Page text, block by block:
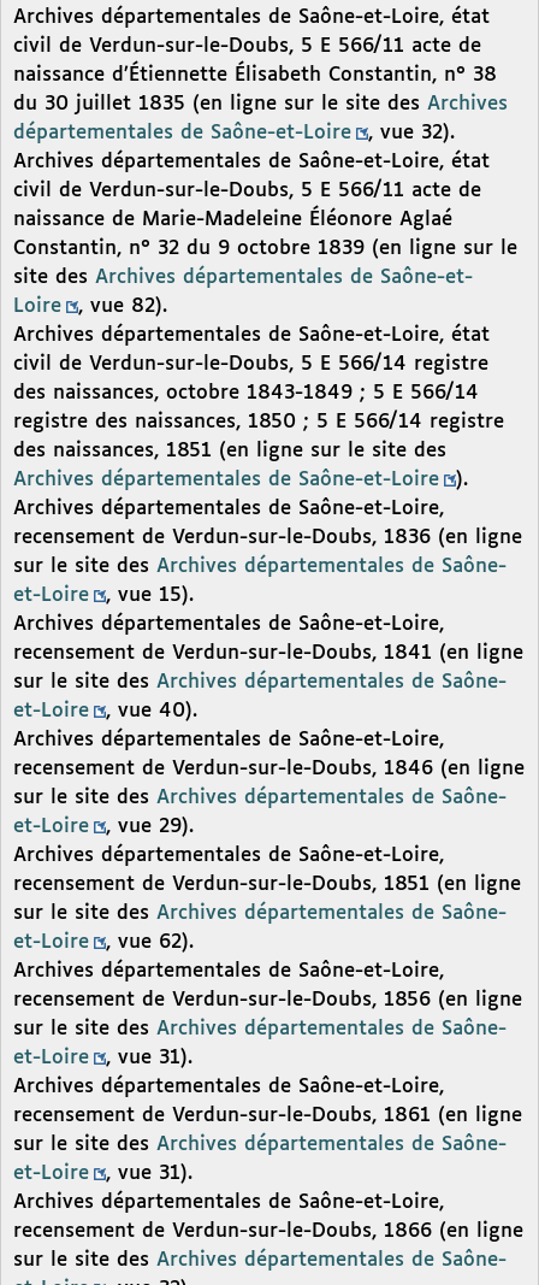
Archives départementales de Saône-et-Loire, état
civil de Verdun-sur-le-Doubs, 5 E 566/11 acte de
naissance d’Étiennette Élisabeth Constantin, n° 38
du 30 juillet 1835 (en ligne sur le site des Archives
départementales de Saône-et-Loire
, vue 32).
Archives départementales de Saône-et-Loire, état
civil de Verdun-sur-le-Doubs, 5 E 566/11 acte de
naissance de Marie-Madeleine Éléonore Aglaé
Constantin, n° 32 du 9 octobre 1839 (en ligne sur le
site des Archives départementales de Saône-et-
Loire
, vue 82).
Archives départementales de Saône-et-Loire, état
civil de Verdun-sur-le-Doubs, 5 E 566/14 registre
des naissances, octobre 1843-1849 ; 5 E 566/14
registre des naissances, 1850 ; 5 E 566/14 registre
des naissances, 1851 (en ligne sur le site des
Archives départementales de Saône-et-Loire
).
Archives départementales de Saône-et-Loire,
recensement de Verdun-sur-le-Doubs, 1836 (en ligne
sur le site des Archives départementales de Saône-
et-Loire
, vue 15).
Archives départementales de Saône-et-Loire,
recensement de Verdun-sur-le-Doubs, 1841 (en ligne
sur le site des Archives départementales de Saône-
et-Loire
, vue 40).
Archives départementales de Saône-et-Loire,
recensement de Verdun-sur-le-Doubs, 1846 (en ligne
sur le site des Archives départementales de Saône-
et-Loire
, vue 29).
Archives départementales de Saône-et-Loire,
recensement de Verdun-sur-le-Doubs, 1851 (en ligne
sur le site des Archives départementales de Saône-
et-Loire
, vue 62).
Archives départementales de Saône-et-Loire,
recensement de Verdun-sur-le-Doubs, 1856 (en ligne
sur le site des Archives départementales de Saône-
et-Loire
, vue 31).
Archives départementales de Saône-et-Loire,
recensement de Verdun-sur-le-Doubs, 1861 (en ligne
sur le site des Archives départementales de Saône-
et-Loire
, vue 31).
Archives départementales de Saône-et-Loire,
recensement de Verdun-sur-le-Doubs, 1866 (en ligne
sur le site des Archives départementales de Saône-